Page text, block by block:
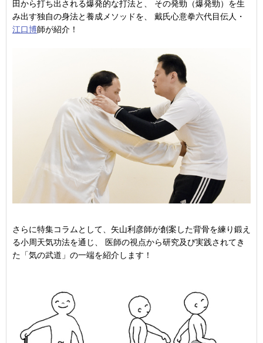
田から打ち出される爆発的な打法と、 その発勁（爆発勁）を生
み出す独自の身法と養成メソッドを、 戴氏心意拳六代目伝人・
江口博師が紹介！
さらに特集コラムとして、矢山利彦師が創案した背骨を練り鍛え
る小周天気功法を通じ、 医師の視点から研究及び実践されてき
た「気の武道」の一端を紹介します！